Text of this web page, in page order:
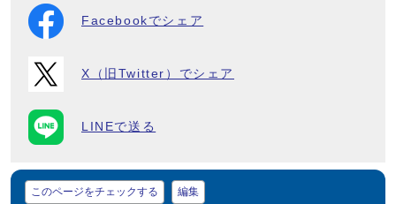
Facebookでシェア
X（旧Twitter）でシェア
LINEで送る
マイページ
このページをチェックする 編集